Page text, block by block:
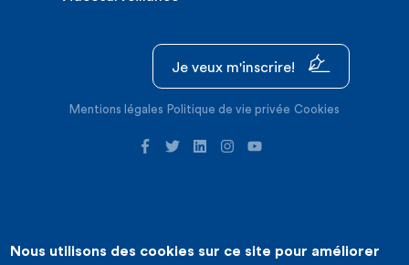
Je veux m'inscrire!
Mentions légales Politique de vie privée Cookies
©2026 ICHEC |Création de site internet : Expansion
Nous utilisons des cookies sur ce site pour améliorer